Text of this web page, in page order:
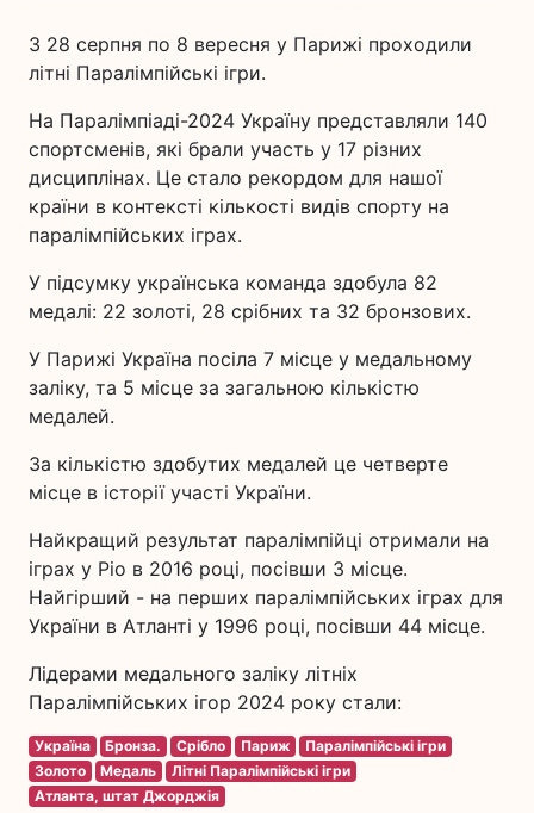
З 28 серпня по 8 вересня у Парижі проходили
літні Паралімпійські ігри.
На Паралімпіаді-2024 Україну представляли 140
спортсменів, які брали участь у 17 різних
дисциплінах. Це стало рекордом для нашої
країни в контексті кількості видів спорту на
паралімпійських іграх.
У підсумку українська команда здобула 82
медалі: 22 золоті, 28 срібних та 32 бронзових.
У Парижі Україна посіла 7 місце у медальному
заліку, та 5 місце за загальною кількістю
медалей.
За кількістю здобутих медалей це четверте
місце в історії участі України.
Найкращий результат паралімпійці отримали на
іграх у Ріо в 2016 році, посівши 3 місце.
Найгірший - на перших паралімпійських іграх для
України в Атланті у 1996 році, посівши 44 місце.
Лідерами медального заліку літніх
Паралімпійських ігор 2024 року стали:
Україна Бронза. Срібло Париж
Паралімпійські ігри
Золото
Медаль
Літні Паралімпійські ігри
Атланта, штат Джорджія